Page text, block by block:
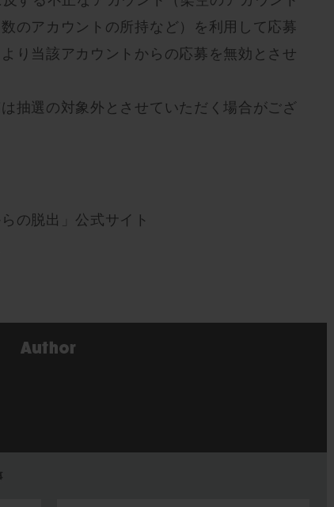
のアカウントの所持など）を利用して応募
り当該アカウントからの応募を無効とさせ
抽選の対象外とさせていただく場合がござ
の脱出」公式サイト